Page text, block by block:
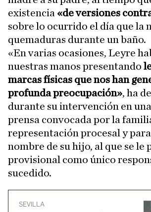
existencia «de versiones
sobre lo ocurrido el día que la
quemaduras durante un baño.
«En varias ocasiones, Leyre
nuestras manos presentando
marcas físicas que nos han
profunda preocupación», ha
durante su intervención en
prensa convocada por la
representación procesal y
nombre de su hijo, al que se le
provisional como único
sucedido.
SEVILLA